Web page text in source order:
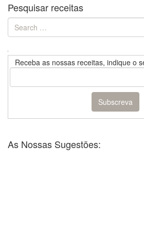
Pesquisar receitas
Search
for:
Receba as nossas receitas, indique o
As Nossas Sugestões: